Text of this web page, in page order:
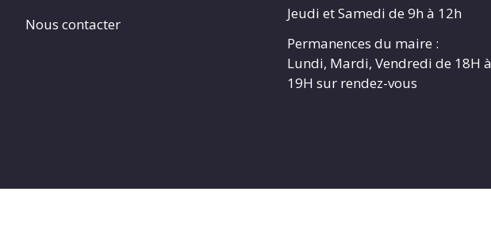
Nous contacter
Jeudi et Samedi de 9h à 12h
Permanences du maire :
Lundi, Mardi, Vendredi de 18H à
19H sur rendez-vous